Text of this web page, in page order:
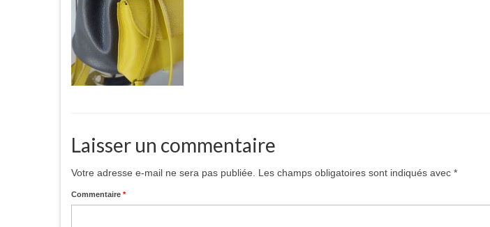
Laisser un commentaire
Votre adresse e-mail ne sera pas publiée. Les champs obligatoires sont indiqués avec *
Commentaire *